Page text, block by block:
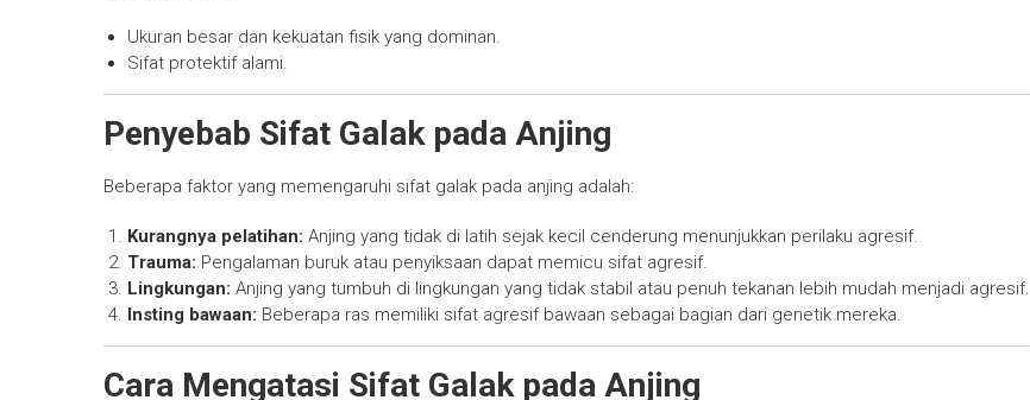
Ukuran besar dan kekuatan fisik yang dominan.
Sifat protektif alami.
Penyebab Sifat Galak pada Anjing
Beberapa faktor yang memengaruhi sifat galak pada anjing adalah:
Kurangnya pelatihan: Anjing yang tidak di latih sejak kecil cenderung menunjukkan perilaku agresif.
Trauma: Pengalaman buruk atau penyiksaan dapat memicu sifat agresif.
Lingkungan: Anjing yang tumbuh di lingkungan yang tidak stabil atau penuh tekanan lebih mudah menjadi agresif.
Insting bawaan: Beberapa ras memiliki sifat agresif bawaan sebagai bagian dari genetik mereka.
Cara Mengatasi Sifat Galak pada Anjing